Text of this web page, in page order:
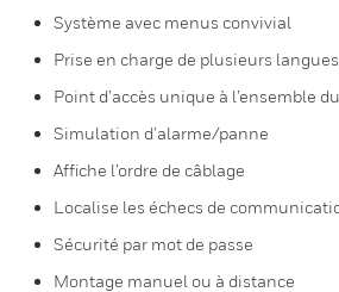
Système avec menus convivial
Prise en charge de plusieurs langues
Point d’accès unique à l’ensemble
Simulation d’alarme/panne
Affiche l’ordre de câblage
Localise les échecs de
Sécurité par mot de passe
Montage manuel ou à distance